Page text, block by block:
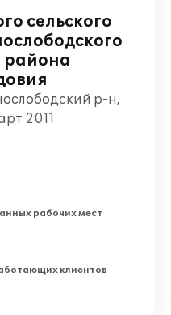
сельского
района
р-н,
2011
рабочих мест
клиентов